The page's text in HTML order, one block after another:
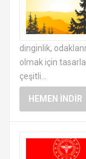
dinginlik,
olmak için
çeşitli...
HEMEN İNDIR